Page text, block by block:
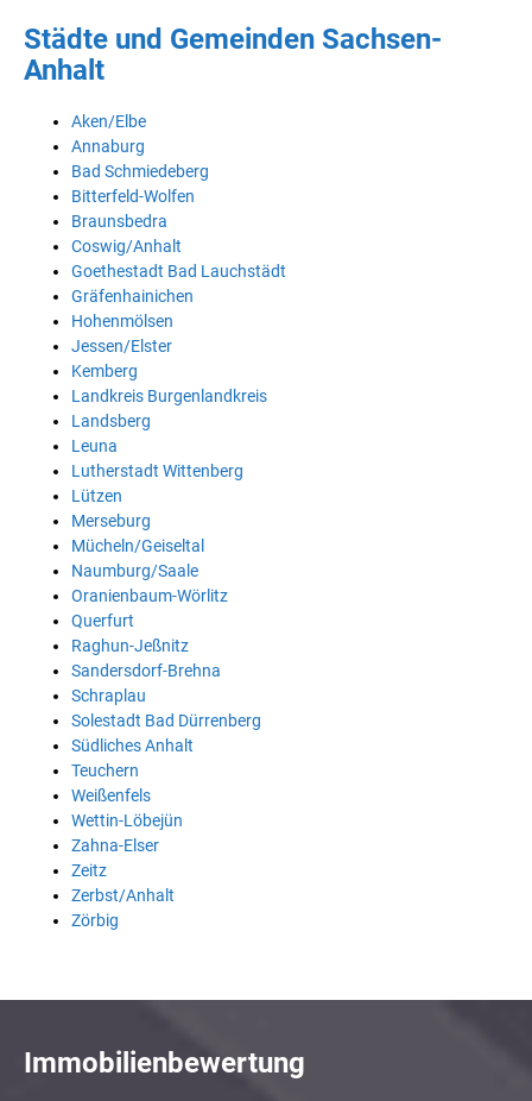
Städte und Gemeinden Sachsen-
Anhalt
Aken/Elbe
Annaburg
Bad Schmiedeberg
Bitterfeld-Wolfen
Braunsbedra
Coswig/Anhalt
Goethestadt Bad Lauchstädt
Gräfenhainichen
Hohenmölsen
Jessen/Elster
Kemberg
Landkreis Burgenlandkreis
Landsberg
Leuna
Lutherstadt Wittenberg
Lützen
Merseburg
Mücheln/Geiseltal
Naumburg/Saale
Oranienbaum-Wörlitz
Querfurt
Raghun-Jeßnitz
Sandersdorf-Brehna
Schraplau
Solestadt Bad Dürrenberg
Südliches Anhalt
Teuchern
Weißenfels
Wettin-Löbejün
Zahna-Elser
Zeitz
Zerbst/Anhalt
Zörbig
Immobilienbewertung